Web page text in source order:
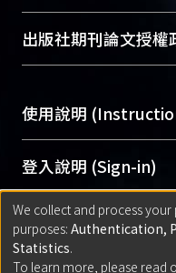
To permanently
profiles and
services of “NTU
開放取用是從使用
動，應用在學術研
用逐年攀升。同時
Archive）平台。 （
出版社期刊論文授
含部分內容的版
助與合作完成，
意提供此授權。
Please represent
original work, and
grant the rights to
使用說明
網站簡介
使用手冊
線上預約服務
登入說明 (Sign-in)
方案一：臺灣大
(With C&INC
方案二：ORCID帳
匯入著作
We collect and process
purposes: Authentication,
Statistics.
To learn more, please read